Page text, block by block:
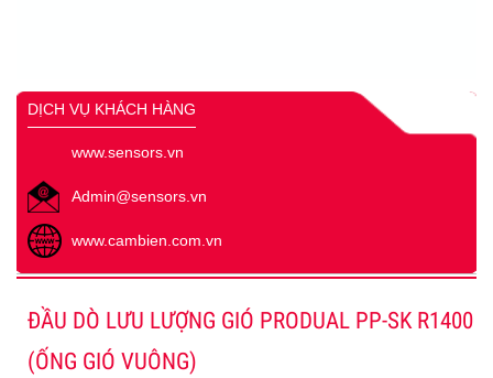
DỊCH VỤ KHÁCH HÀNG
www.sensors.vn
Admin@sensors.vn
www.cambien.com.vn
ĐẦU DÒ LƯU LƯỢNG GIÓ PRODUAL PP-SK R1400
(ỐNG GIÓ VUÔNG)